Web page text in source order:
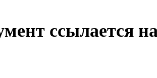
ссылается